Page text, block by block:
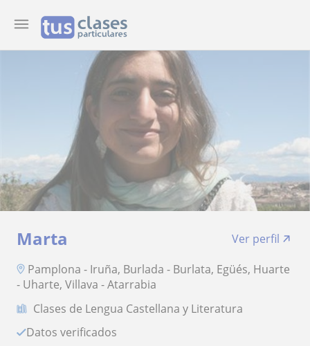
Marta
Ver perfil
Pamplona - Iruña, Burlada - Burlata, Egüés, Huarte
- Uharte, Villava - Atarrabia
Clases de Lengua Castellana y Literatura
Datos verificados